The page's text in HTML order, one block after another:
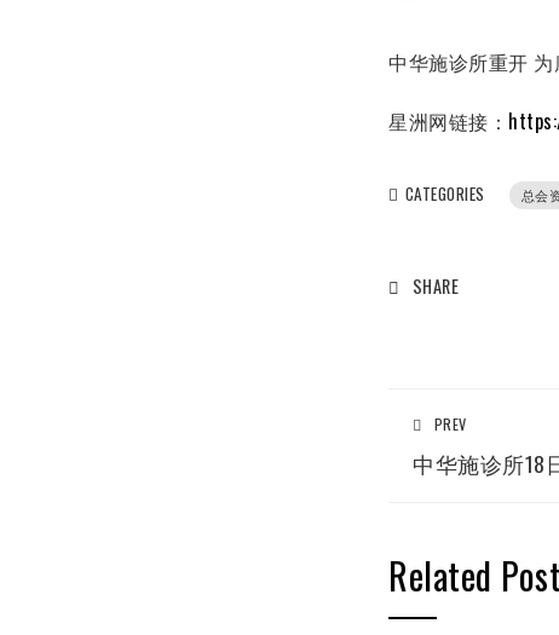
中华施诊所重开
星洲网链接：
CATEGORIES 总会
SHARE
PREV
中华施诊所18
Related